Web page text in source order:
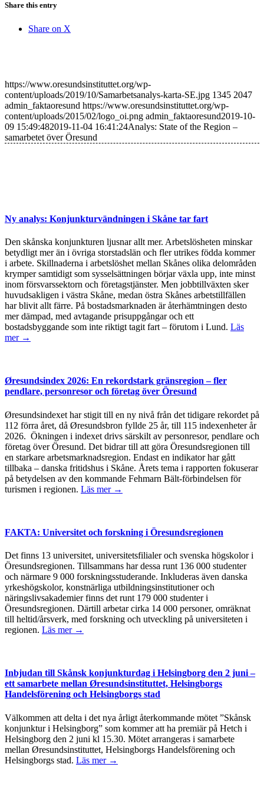
Share this entry
Share on X
https://www.oresundsinstituttet.org/wp-
content/uploads/2019/10/Samarbetsanalys-karta-SE.jpg 1345 2047
admin_faktaoresund https://www.oresundsinstituttet.org/wp-
content/uploads/2015/02/logo_oi.png admin_faktaoresund2019-10-
09 15:49:482019-11-04 16:41:24Analys: State of the Region –
samarbetet över Öresund
Ny analys: Konjunkturvändningen i Skåne tar fart
Den skånska konjunkturen ljusnar allt mer. Arbetslösheten minskar
betydligt mer än i övriga storstadslän och fler utrikes födda kommer
i arbete. Skillnaderna i arbetslöshet mellan Skånes olika delområden
krymper samtidigt som sysselsättningen börjar växla upp, inte minst
inom försvarssektorn och företagstjänster. Men jobbtillväxten sker
huvudsakligen i västra Skåne, medan östra Skånes arbetstillfällen
har blivit allt färre. På bostadsmarknaden är återhämtningen desto
mer dämpad, med avtagande prisuppgångar och ett
bostadsbyggande som inte riktigt tagit fart – förutom i Lund. Läs
mer →
Øresundsindex 2026: En rekordstark gränsregion – fler
pendlare, personresor och företag över Öresund
Øresundsindexet har stigit till en ny nivå från det tidigare rekordet på
112 förra året, då Øresundsbron fyllde 25 år, till 115 indexenheter år
2026. Ökningen i indexet drivs särskilt av personresor, pendlare och
företag över Öresund. Det bidrar till att göra Öresundsregionen till
en starkare arbetsmarknadsregion. Endast en indikator har gått
tillbaka – danska fritidshus i Skåne. Årets tema i rapporten fokuserar
på betydelsen av den kommande Fehmarn Bält-förbindelsen för
turismen i regionen. Läs mer →
FAKTA: Universitet och forskning i Öresundsregionen
Det finns 13 universitet, universitetsfilialer och svenska högskolor i
Öresundsregionen. Tillsammans har dessa runt 136 000 studenter
och närmare 9 000 forskningsstuderande. Inkluderas även danska
yrkeshögskolor, konstnärliga utbildningsinstitutioner och
näringslivsakademier finns det runt 179 000 studenter i
Öresundsregionen. Därtill arbetar cirka 14 000 personer, omräknat
till heltid/årsverk, med forskning och utveckling på universiteten i
regionen. Läs mer →
Inbjudan till Skånsk konjunkturdag i Helsingborg den 2 juni –
ett samarbete mellan Øresundsinstituttet, Helsingborgs
Handelsförening och Helsingborgs stad
Välkommen att delta i det nya årligt återkommande mötet ”Skånsk
konjunktur i Helsingborg” som kommer att ha premiär på Hetch i
Helsingborg den 2 juni kl 15.30. Mötet arrangeras i samarbete
mellan Øresundsinstituttet, Helsingborgs Handelsförening och
Helsingborgs stad. Läs mer →